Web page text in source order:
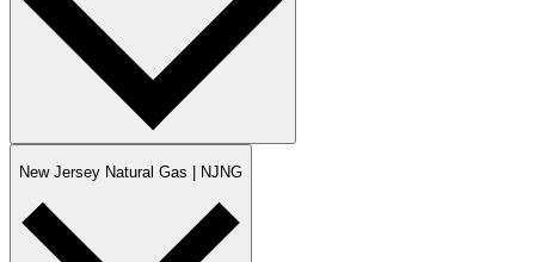
New Jersey Natural Gas | NJNG​​​​‌ ‍ ​‍​‍‌‍ ‌ ​‍‌‍‍‌‌‍‌ ‌‍‍‌‌‍ ‍​‍​‍​ ‍‍​‍​‍‌ ​ ‌‍​‌‌‍ ‍‌‍‍‌‌ ‌​‌ ‍‌​‍ ‍‌‍‍‌‌‍ ​‍​‍​‍ ​​‍​‍‌‍‍​‌ ​‍‌‍‌‌‌‍‌‍​‍​‍​ ‍‍​‍​‍‌‍‍​‌ ‌​‌ ‌​‌ ​​​ ‍‍​‍ ​‍ ‌‍ ​‌‍ ‌‍​ ‌‍​‌‌‍ ​‌‍‍​‌‍ ‌ ​ ‌ ‌​​ ‍‍​ ​ ​ ​ ​ ​ ​ ​ ​‍ ‌‍‍‌‌‍ ‍‌ ‌​‌‍‌‌‌‍ ‍‌ ‌​​‍ ‌‍‌‌‌‍‌​‌‍‍‌‌ ‌​​‍ ‌‍ ‌‌‍ ‌‍‌​‌‍‌‌​ ‌‌ ​​‌ ​‍‌‍‌‌‌ ​ ‌‍‌‌‌‍ ‍‌ ‌​‌‍​‌‌ ‌​‌‍‍‌‌‍ ‌‍ ‍​ ‍ ‌‍‍‌‌‍‌​​ ‌‌‍‌​‌‍​‌​ ​​​ ​ ‌‍​ ​ ‍​​ ‌‌‌‍​‍​‍ ‌‌‍‌‍‌‍‌​‌‍​‌​ ​‌​‍ ‌​ ‌​​ ​​‌‍‌‍​ ​‌​‍ ‌​ ‍‌​ ‍‌‌‍‌‍​ ​ ​‍ ‌​ ‌‍​ ‌‌‌‍​‍​ ‍‌‌‍‌​‌‍‌‍‌‍​‍​ ‍​​ ‍​​ ‌‍‌‍​‌​ ‌ ​ ‍ ‌ ‌​‌ ‍‌‌ ​​‌‍‌‌​ ‌‌ ​‍‌‍‌‌‌ ​​‌‍ ‌ ​‍‌ ‌​​ ‍ ‌ ​​‌‍​‌‌ ‌​‌‍‍​​ ‌‌ ‌​‌‍‍‌‌‍ ‌‌‍‌‌‌‌​​‌‍‌‌‌ ​‍‌‍‍‌‌‍ ‌‍‌​‌ ​ ​‍‌‌​ ‌‌‌​​‍‌‌ ‌‍‍ ‌‍‌‌‌ ‍‌​‍‌‌​ ​ ‌​‌​​‍‌‌​ ​ ‌​‌​​‍‌‌​ ​‍​ ​‍​ ​‍​ ‌​​ ​‌​ ‍​‌‍‌​​ ​‍​ ‍​‌‍​ ‌‍‌​​ ​‌‌‍​‌​ ‌‍​‍‌‌​ ​‍​ ​‍​‍‌‌​ ‌‌‌​‌​​‍ ‍‌ ​ ‌‍‌‌‌‍​ ‌ ‌​‌‍‍‌‌‍ ‌‍ ‍‌ ​ ​‍‌‌​ ‌‌‌​​‍‌‌ ‌‍‍ ‌‍‌‌‌ ‍‌​‍‌‌​ ​ ‌​‌​​‍‌‌​ ​ ‌​‌​​‍‌‌​ ​‍​ ​‍‌‍‌‌​ ​‍‌‍‌​‌‍​‌‌‍‌‌​ ​ ​ ‍‌‌‍‌​‌‍​‌​ ​​​ ​‌​ ​‍​‍‌‌​ ​‍​ ​‍​‍‌‌​ ‌‌‌​‌​​‍ ‍‌‍​ ‌‍ ‌‍ ‍‌ ‌​‌‍‌‌‌‍ ‍‌ ‌​​‍‌‌​ ‌‌‌​​‍‌‌ ‌‍‍ ‌‍‌‌‌ ‍‌​‍‌‌​ ​ ‌​‌​​‍‌‌​ ​ ‌​‌​​‍‌‌​ ​‍​ ​‍​ ‍​​ ​‌​ ​ ​ ​‍​ ​ ‌‍‌​​ ‍‌​ ​​​ ‍​​ ​ ​ ​​‌‍​‍​‍‌‌​ ​‍​ ​‍​‍‌‌​ ‌‌‌​‌​​‍ ‍‌‍‍‌‌ ‌​‌‍‌‌‌‍ ‌‌ ​ ​‍‌‌​ ‌‌‌​​‍‌‌ ‌‍‍ ‌‍‌‌‌ ‍‌​‍‌‌​ ​ ‌​‌​​‍‌‌​ ​ ‌​‌​​‍‌‌​ ​‍​ ​‍​ ‌‌‌‍​‍‌‍‌‍​ ​‍​ ‌​‌‍‌‍​ ​‍​ ​​‌‍‌‌​ ‌‌‌‍‌​​ ‌‍​‍‌‌​ ​‍​ ​‍​‍‌‌​ ‌‌‌​‌​​‍ ‍‌‍‍​‌‍‌‌‌‍​‌‌‍‌​‌‍‍‌‌‍ ‍‌‍‌ ​ ‌‍​‍‌‍​‌‌ ​ ‌‍‌‌‌‌‌‌‌ ​‍‌‍ ​​ ‌‌‍‍​‌ ‌​‌ ‌​‌ ​​​‍‌‌​ ​ ‌​​‌​‍‌‌​ ​‍‌​‌‍​‍‌‌​ ​‍‌​‌‍‌‍ ​‌‍ ‌‍​ ‌‍​‌‌‍ ​‌‍‍​‌‍ ‌ ​ ‌ ‌​​‍‌‌​ ​ ‌​​‌​ ​ ​ ​ ​ ​ ​ ​ ​‍‌‍‌‍‍‌‌‍‌​​ ‌‌‍‌​‌‍​‌​ ​​​ ​ ‌‍​ ​ ‍​​ ‌‌‌‍​‍​‍ ‌‌‍‌‍‌‍‌​‌‍​‌​ ​‌​‍ ‌​ ‌​​ ​​‌‍‌‍​ ​‌​‍ ‌​ ‍‌​ ‍‌‌‍‌‍​ ​ ​‍ ‌​ ‌‍​ ‌‌‌‍​‍​ ‍‌‌‍‌​‌‍‌‍‌‍​‍​ ‍​​ ‍​​ ‌‍‌‍​‌​ ‌ ​‍‌‍‌ ‌​‌ ‍‌‌ ​​‌‍‌‌​ ‌‌ ​‍‌‍‌‌‌ ​​‌‍ ‌ ​‍‌ ‌​​‍‌‍‌ ​​‌‍​‌‌ ‌​‌‍‍​​ ‌‌ ‌​‌‍‍‌‌‍ ‌‌‍‌‌‌‌​​‌‍‌‌‌ ​‍‌‍‍‌‌‍ ‌‍‌​‌ ​ ​‍‌‌​ ‌‌‌​​‍‌‌ ‌‍‍ ‌‍‌‌‌ ‍‌​‍‌‌​ ​ ‌​‌​​‍‌‌​ ​ ‌​‌​​‍‌‌​ ​‍​ ​‍​ ​‍​ ‌​​ ​‌​ ‍​‌‍‌​​ ​‍​ ‍​‌‍​ ‌‍‌​​ ​‌‌‍​‌​ ‌‍​‍‌‌​ ​‍​ ​‍​‍‌‌​ ‌‌‌​‌​​‍ ‍‌ ​ ‌‍‌‌‌‍​ ‌ ‌​‌‍‍‌‌‍ ‌‍ ‍‌ ​ ​‍‌‌​ ‌‌‌​​‍‌‌ ‌‍‍ ‌‍‌‌‌ ‍‌​‍‌‌​ ​ ‌​‌​​‍‌‌​ ​ ‌​‌​​‍‌‌​ ​‍​ ​‍‌‍‌‌​ ​‍‌‍‌​‌‍​‌‌‍‌‌​ ​ ​ ‍‌‌‍‌​‌‍​‌​ ​​​ ​‌​ ​‍​‍‌‌​ ​‍​ ​‍​‍‌‌​ ‌‌‌​‌​​‍ ‍‌‍​ ‌‍ ‌‍ ‍‌ ‌​‌‍‌‌‌‍ ‍‌ ‌​​‍‌‌​ ‌‌‌​​‍‌‌ ‌‍‍ ‌‍‌‌‌ ‍‌​‍‌‌​ ​ ‌​‌​​‍‌‌​ ​ ‌​‌​​‍‌‌​ ​‍​ ​‍​ ‍​​ ​‌​ ​ ​ ​‍​ ​ ‌‍‌​​ ‍‌​ ​​​ ‍​​ ​ ​ ​​‌‍​‍​‍‌‌​ ​‍​ ​‍​‍‌‌​ ‌‌‌​‌​​‍ ‍‌‍‍‌‌ ‌​‌‍‌‌‌‍ ‌‌ ​ ​‍‌‌​ ‌‌‌​​‍‌‌ ‌‍‍ ‌‍‌‌‌ ‍‌​‍‌‌​ ​ ‌​‌​​‍‌‌​ ​ ‌​‌​​‍‌‌​ ​‍​ ​‍​ ‌‌‌‍​‍‌‍‌‍​ ​‍​ ‌​‌‍‌‍​ ​‍​ ​​‌‍‌‌​ ‌‌‌‍‌​​ ‌‍​‍‌‌​ ​‍​ ​‍​‍‌‌​ ‌‌‌​‌​​‍ ‍‌‍‍​‌‍‌‌‌‍​‌‌‍‌​‌‍‍‌‌‍ ‍‌‍‌ ​‍‌‍‌ ​​‌‍‌‌‌ ​‍‌ ​ ‌ ​​‌‍‌‌‌‍​ ‌ ‌​‌‍‍‌‌ ‌‍‌‍‌‌​ ‌‌ ​​‌ ‌‌‌‍​‍‌‍ ​‌‍‍‌‌ ​ ‌‍‍​‌‍‌‌‌‍‌​​‍​‍‌ ‌